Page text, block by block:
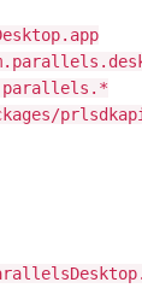
prlsdkapi